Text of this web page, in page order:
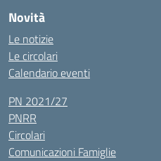
Novità
Le notizie
Le circolari
Calendario eventi
PN 2021/27
PNRR
Circolari
Comunicazioni Famiglie